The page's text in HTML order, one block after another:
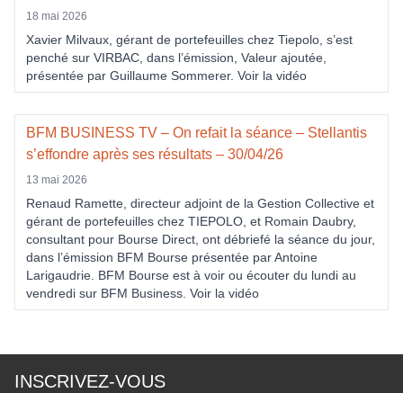
18 mai 2026
Xavier Milvaux, gérant de portefeuilles chez Tiepolo, s’est
penché sur VIRBAC, dans l’émission, Valeur ajoutée,
présentée par Guillaume Sommerer. Voir la vidéo
BFM BUSINESS TV – On refait la séance – Stellantis
s’effondre après ses résultats – 30/04/26
13 mai 2026
Renaud Ramette, directeur adjoint de la Gestion Collective et
gérant de portefeuilles chez TIEPOLO, et Romain Daubry,
consultant pour Bourse Direct, ont débriefé la séance du jour,
dans l’émission BFM Bourse présentée par Antoine
Larigaudrie. BFM Bourse est à voir ou écouter du lundi au
vendredi sur BFM Business. Voir la vidéo
INSCRIVEZ-VOUS